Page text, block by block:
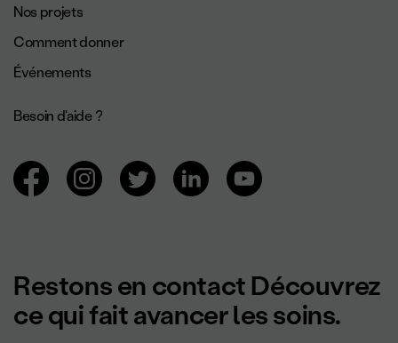
Navigation de pied de page.
Nos projets
Comment donner
Événements
Besoin d'aide ?
Navigation des réseaux sociaux.
Restons en contact Découvrez
ce qui fait avancer les soins.